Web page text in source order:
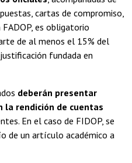
cartas de compromiso,
es obligatorio
de al menos el 15% del
fundada en
deberán presentar
la rendición de cuentas
En el caso de FIDOP, se
de un artículo académico a